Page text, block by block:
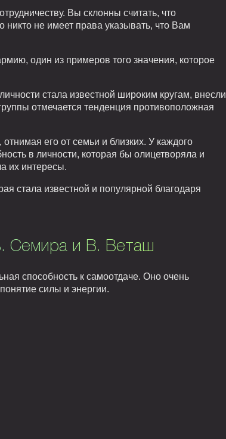
Вы склонны считать, что
никто не имеет права указывать, что Вам
один из примеров того значения, которое
стала известной широким кругам, внесли
отмечается тенденция противоположная
его от семьи и близких. У каждого
в личности, которая бы олицетворяла и
их интересы.
стала известной и популярной благодаря
Семира и В. Веташ
способность к самоотдаче. Оно очень
силы и энергии.